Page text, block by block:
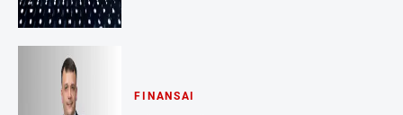
FINANSAI